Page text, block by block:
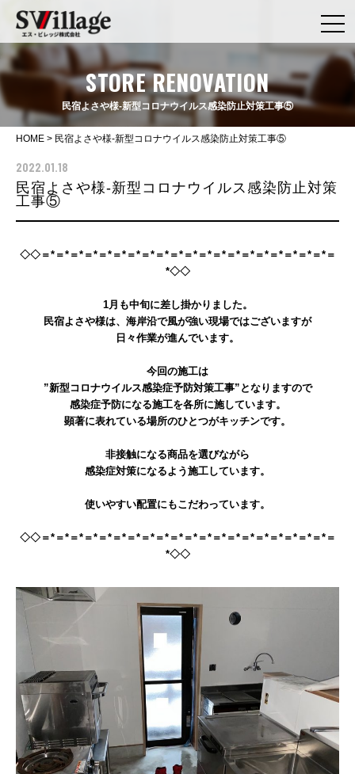
STORE RENOVATION
民宿よさや様-新型コロナウイルス感染防止対策工事⑤
HOME > 民宿よさや様-新型コロナウイルス感染防止対策工事⑤
2022.01.18
民宿よさや様-新型コロナウイルス感染防止対策
工事⑤
◇◇＝*＝*＝*＝*＝*＝*＝*＝*＝*＝*＝*＝*＝*＝*＝*＝*＝*＝*＝*＝*＝
*◇◇
1月も中旬に差し掛かりました。
民宿よさや様は、海岸沿で風が強い現場ではございますが
日々作業が進んでいます。
今回の施工は
”新型コロナウイルス感染症予防対策工事”となりますので
感染症予防になる施工を各所に施しています。
顕著に表れている場所のひとつがキッチンです。
非接触になる商品を選びながら
感染症対策になるよう施工しています。
使いやすい配置にもこだわっています。
◇◇＝*＝*＝*＝*＝*＝*＝*＝*＝*＝*＝*＝*＝*＝*＝*＝*＝*＝*＝*＝*＝
*◇◇